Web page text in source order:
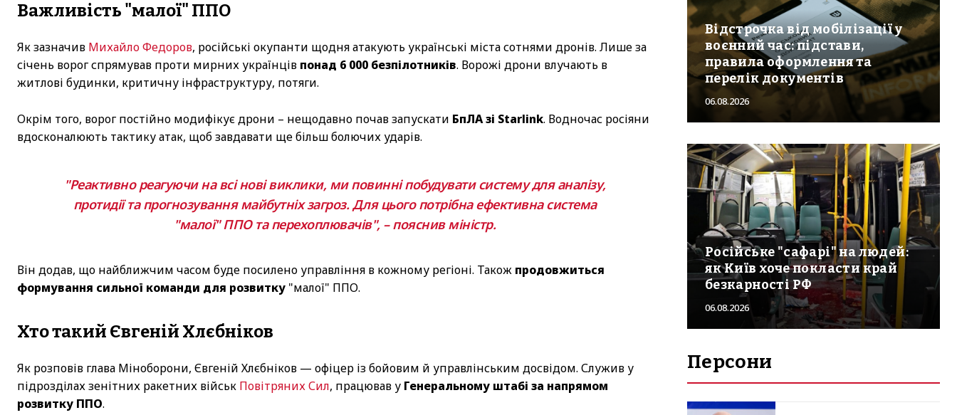
Важливість "малої" ППО
Як зазначив Михайло Федоров, російські окупанти щодня атакують українські міста сотнями дронів. Лише за
січень ворог спрямував проти мирних українців понад 6 000 безпілотників. Ворожі дрони влучають в
житлові будинки, критичну інфраструктуру, потяги.
Окрім того, ворог постійно модифікує дрони – нещодавно почав запускати БпЛА зі Starlink. Водночас росіяни
вдосконалюють тактику атак, щоб завдавати ще більш болючих ударів.
"Реактивно реагуючи на всі нові виклики, ми повинні побудувати систему для аналізу,
протидії та прогнозування майбутніх загроз. Для цього потрібна ефективна система
"малої" ППО та перехоплювачів", – пояснив міністр.
Він додав, що найближчим часом буде посилено управління в кожному регіоні. Також продовжиться
формування сильної команди для розвитку "малої" ППО.
Хто такий Євгеній Хлєбніков
Як розповів глава Міноборони, Євгеній Хлєбніков — офіцер із бойовим й управлінським досвідом. Служив у
підрозділах зенітних ракетних військ Повітряних Сил, працював у Генеральному штабі за напрямом
розвитку ППО.
Відстрочка від мобілізації у
воєнний час: підстави,
правила оформлення та
перелік документів
06.08.2026
Російське "сафарі" на людей:
як Київ хоче покласти край
безкарності РФ
06.08.2026
Персони